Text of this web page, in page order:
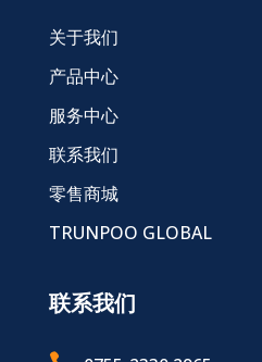
关于我们
产品中心
服务中心
联系我们
零售商城
TRUNPOO GLOBAL
联系我们